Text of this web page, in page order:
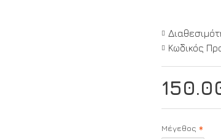
Κωδικός
Μέγεθος